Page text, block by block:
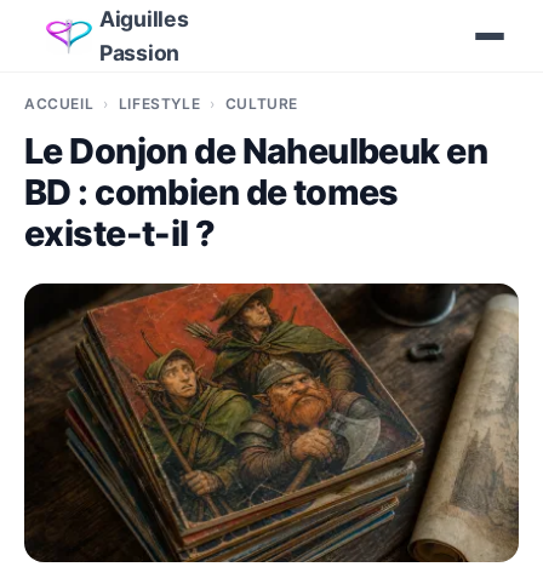
Aiguilles
Passion
ACCUEIL LIFESTYLE CULTURE
Le Donjon de Naheulbeuk en
BD : combien de tomes
existe-t-il ?